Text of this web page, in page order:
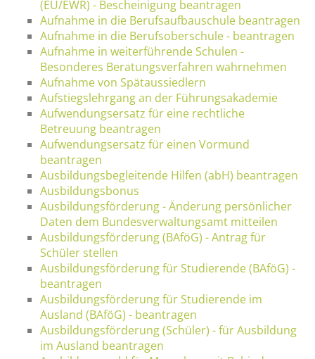
(EU/EWR) - Bescheinigung beantragen
Aufnahme in die Berufsaufbauschule beantragen
Aufnahme in die Berufsoberschule - beantragen
Aufnahme in weiterführende Schulen -
Besonderes Beratungsverfahren wahrnehmen
Aufnahme von Spätaussiedlern
Aufstiegslehrgang an der Führungsakademie
Aufwendungsersatz für eine rechtliche
Betreuung beantragen
Aufwendungsersatz für einen Vormund
beantragen
Ausbildungsbegleitende Hilfen (abH) beantragen
Ausbildungsbonus
Ausbildungsförderung - Änderung persönlicher
Daten dem Bundesverwaltungsamt mitteilen
Ausbildungsförderung (BAföG) - Antrag für
Schüler stellen
Ausbildungsförderung für Studierende (BAföG) -
beantragen
Ausbildungsförderung für Studierende im
Ausland (BAföG) - beantragen
Ausbildungsförderung (Schüler) - für Ausbildung
im Ausland beantragen